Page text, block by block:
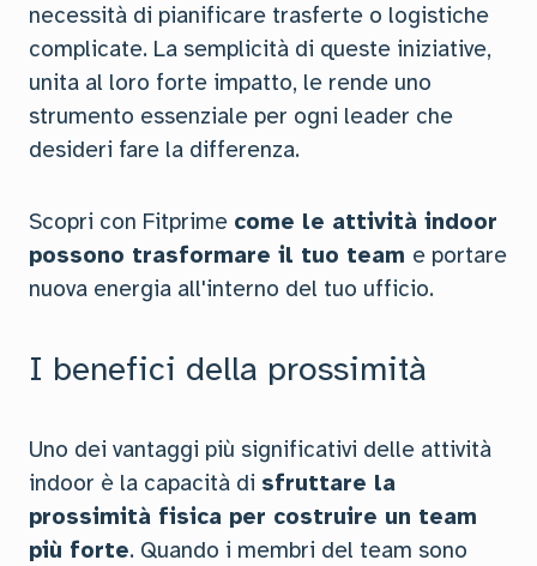
necessità di pianificare trasferte o logistiche
complicate. La semplicità di queste iniziative,
unita al loro forte impatto, le rende uno
strumento essenziale per ogni leader che
desideri fare la differenza.
Scopri con Fitprime come le attività indoor
possono trasformare il tuo team e portare
nuova energia all'interno del tuo ufficio.
I benefici della prossimità
Uno dei vantaggi più significativi delle attività
indoor è la capacità di sfruttare la
prossimità fisica per costruire un team
più forte. Quando i membri del team sono